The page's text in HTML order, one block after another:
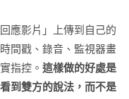
應影片」上傳到自己的
間戳、錄音、監視器畫
指控。 這樣做的好處是
到雙方的說法，而不是